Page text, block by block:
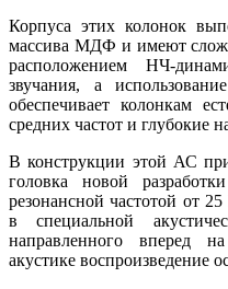
Корпуса этих колонок
массива МДФ и имеют
расположением НЧ-
звучания, а
обеспечивает колонкам
средних частот и глубокие
В конструкции этой АС
головка новой
резонансной частотой от
в специальной
направленного вперед
акустике воспроизведение